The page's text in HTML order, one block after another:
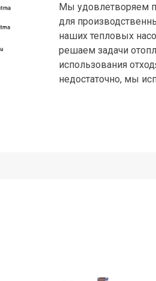
Мы удовлетворяем
для
наших тепловых
решаем задачи
использования
недостаточно, мы